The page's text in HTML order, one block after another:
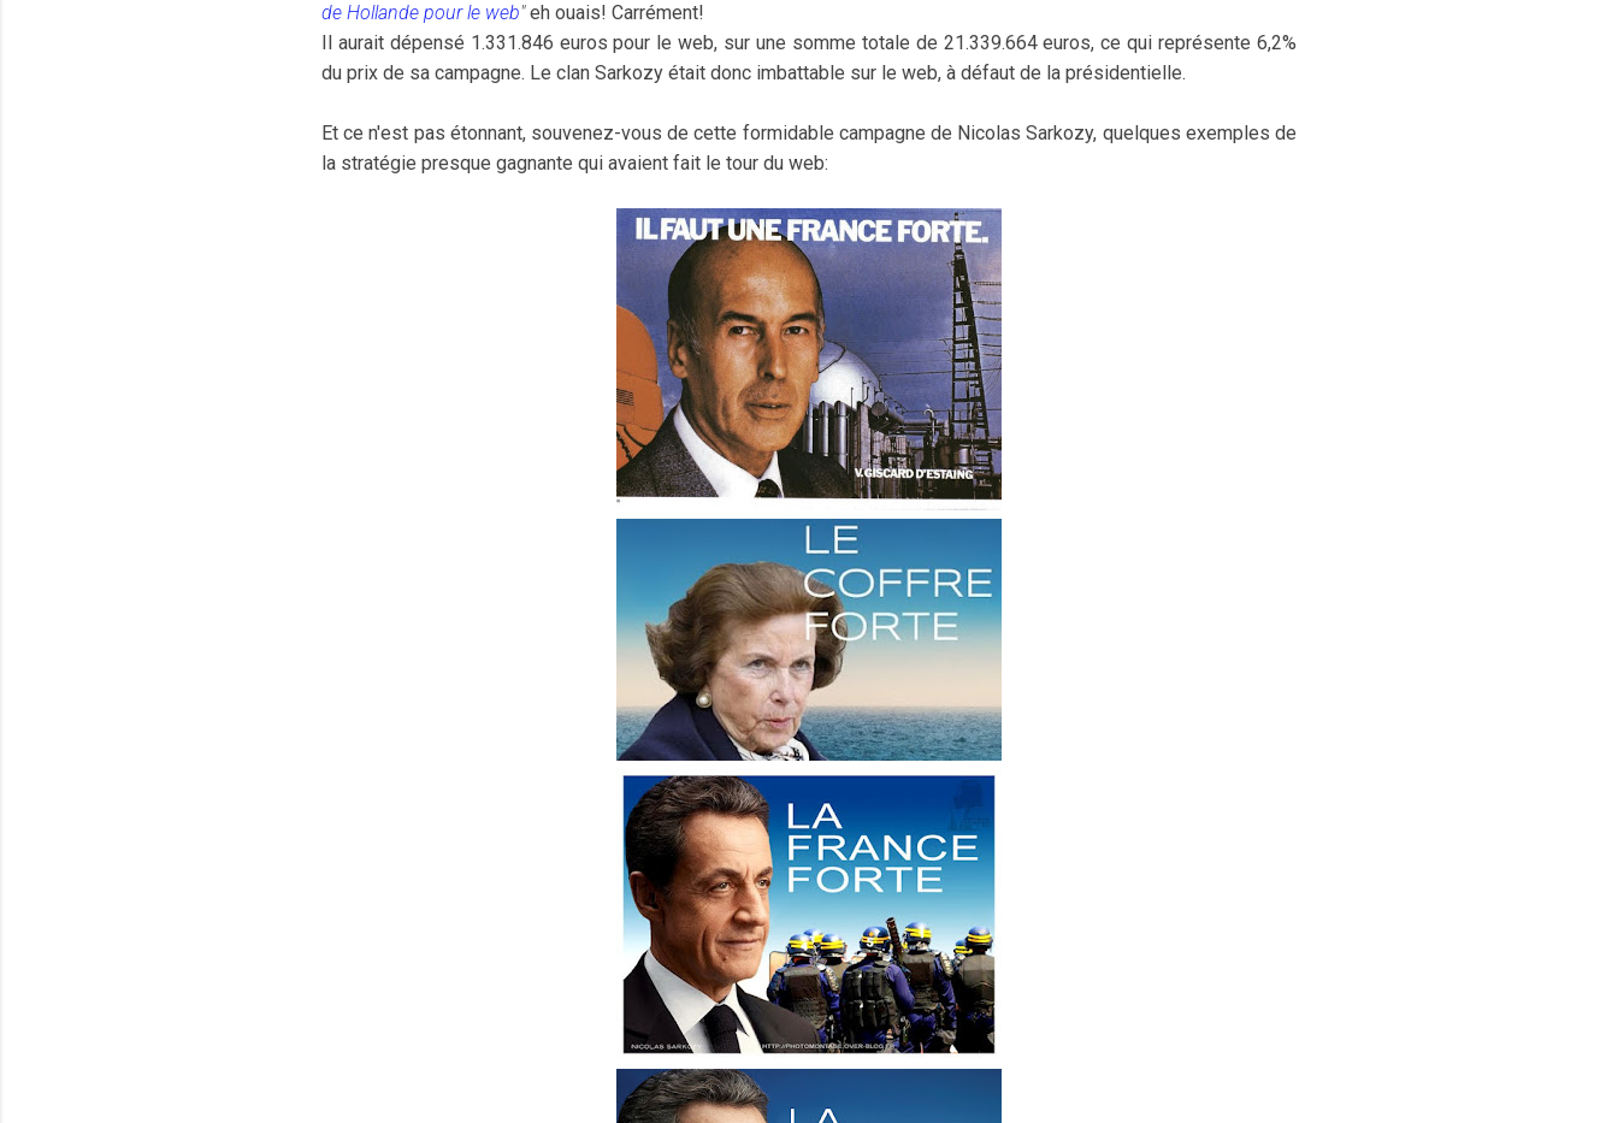
de Hollande pour le web"eh ouais! Carrément!
Il aurait dépensé 1.331.846 euros pour le web, sur une somme totale de 21.339.664 euros, ce qui représente 6,2%
du prix de sa campagne. Le clan Sarkozy était donc imbattable sur le web, à défaut de la présidentielle.
Et ce n'est pas étonnant, souvenez-vous de cette formidable campagne de Nicolas Sarkozy, quelques exemples de
la stratégie presque gagnante qui avaient fait le tour du web: